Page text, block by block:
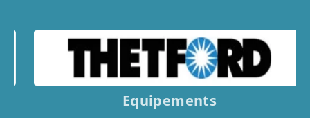
Equipements